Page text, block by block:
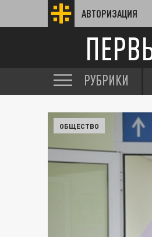
АВТОРИЗАЦИЯ
РУБРИКИ
ОБЩЕСТВО